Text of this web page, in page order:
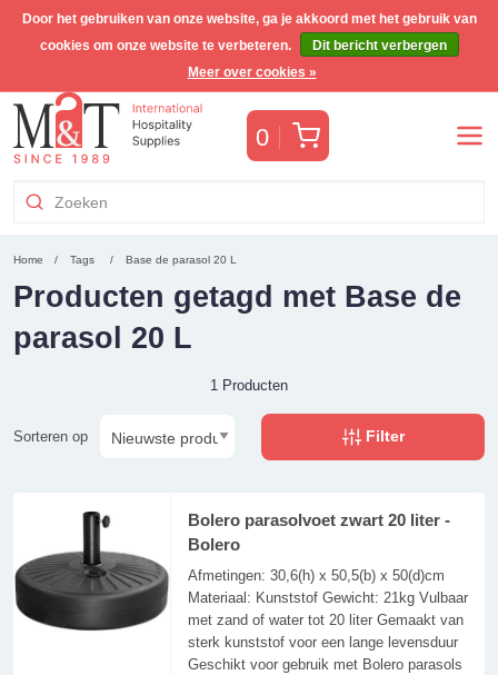
Gratis Benelux verzending voor orders >€255(incl. BTW)
0 Winkelwagen
Home Tags Base de parasol 20 L
Producten getagd met Base de
parasol 20 L
1 Producten
Sorteren op Filter
Bolero parasolvoet zwart 20 liter -
Bolero
Afmetingen: 30,6(h) x 50,5(b) x 50(d)cm
Materiaal: Kunststof Gewicht: 21kg Vulbaar
met zand of water tot 20 liter Gemaakt van
sterk kunststof voor een lange levensduur
Geschikt voor gebruik met Bolero parasols
Door het gebruiken van onze website, ga je akkoord met het gebruik van
cookies om onze website te verbeteren.
Dit bericht verbergen
Meer over cookies »